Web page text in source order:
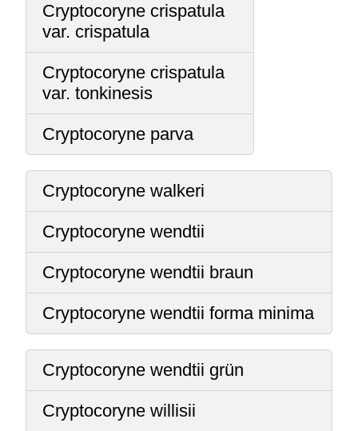
Cryptocoryne crispatula
var. crispatula
Cryptocoryne crispatula
var. tonkinesis
Cryptocoryne parva
Cryptocoryne walkeri
Cryptocoryne wendtii
Cryptocoryne wendtii braun
Cryptocoryne wendtii forma minima
Cryptocoryne wendtii grün
Cryptocoryne willisii